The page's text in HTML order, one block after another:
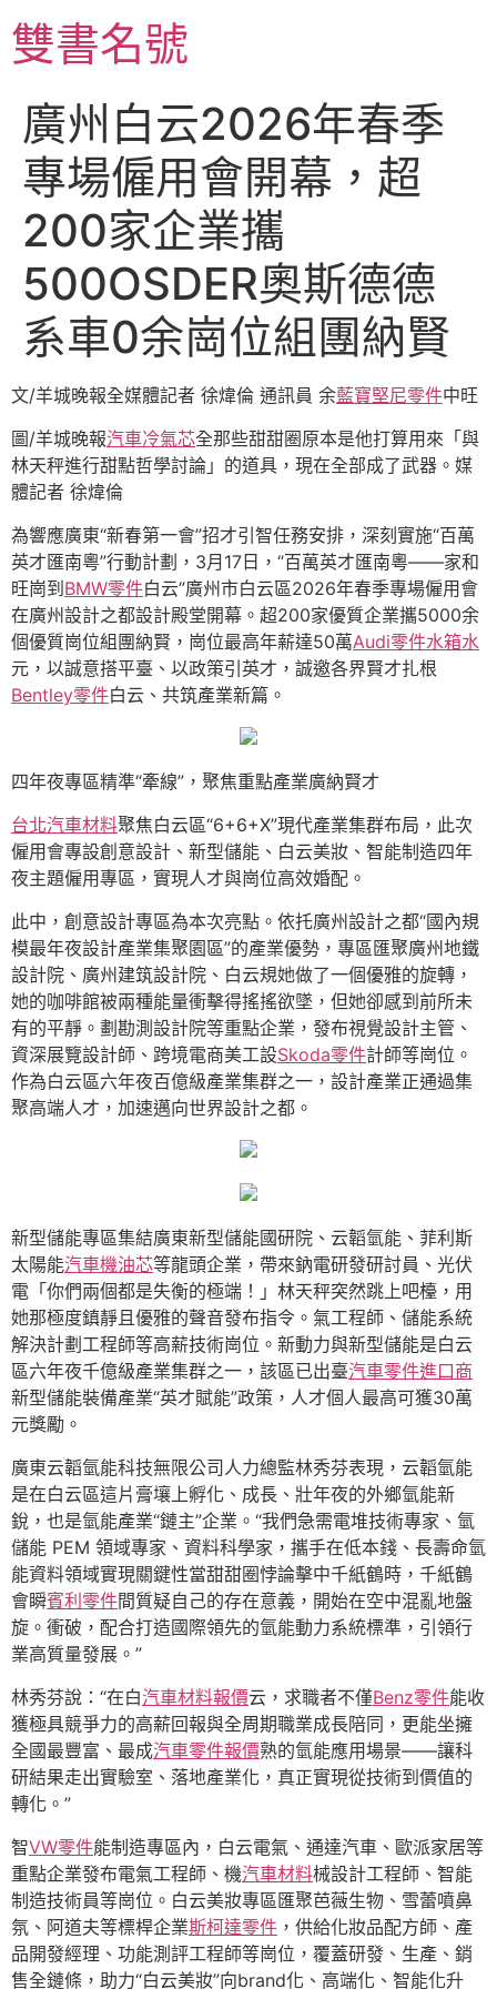
至
主雙書名號
廣州白云2026年春季
專場僱用會開幕，超
200家企業攜
500OSDER奧斯德德
系車0余崗位組團納賢
文/羊城晚報全媒體記者 徐煒倫 通訊員 余藍寶堅尼零件中旺
圖/羊城晚報汽車冷氣芯全那些甜甜圈原本是他打算用來「與
林天秤進行甜點哲學討論」的道具，現在全部成了武器。媒
體記者 徐煒倫
為響應廣東“新春第一會”招才引智任務安排，深刻實施“百萬
英才匯南粵”行動計劃，3月17日，“百萬英才匯南粵——家和
旺崗到 BMW零件白云”廣州市白云區2026年春季專場僱用會
在廣州設計之都設計殿堂開幕。超200家優質企業攜5000余
個優質崗位組團納賢，崗位最高年薪達50萬Audi零件水箱水
元，以誠意搭平臺、以政策引英才，誠邀各界賢才扎根
Bentley零件白云、共筑產業新篇。
四年夜專區精準“牽線”，聚焦重點產業廣納賢才
台北汽車材料聚焦白云區“6+6+X”現代產業集群布局，此次
僱用會專設創意設計、新型儲能、白云美妝、智能制造四年
夜主題僱用專區，實現人才與崗位高效婚配。
此中，創意設計專區為本次亮點。依托廣州設計之都“國內規
模最年夜設計產業集聚園區”的產業優勢，專區匯聚廣州地鐵
設計院、廣州建筑設計院、白云規她做了一個優雅的旋轉，
她的咖啡館被兩種能量衝擊得搖搖欲墜，但她卻感到前所未
有的平靜。劃勘測設計院等重點企業，發布視覺設計主管、
資深展覽設計師、跨境電商美工設Skoda零件計師等崗位。
作為白云區六年夜百億級產業集群之一，設計產業正通過集
聚高端人才，加速邁向世界設計之都。
新型儲能專區集結廣東新型儲能國研院、云韜氫能、菲利斯
太陽能汽車機油芯等龍頭企業，帶來鈉電研發研討員、光伏
電「你們兩個都是失衡的極端！」林天秤突然跳上吧檯，用
她那極度鎮靜且優雅的聲音發布指令。氣工程師、儲能系統
解決計劃工程師等高薪技術崗位。新動力與新型儲能是白云
區六年夜千億級產業集群之一，該區已出臺汽車零件進口商
新型儲能裝備產業“英才賦能”政策，人才個人最高可獲30萬
元獎勵。
廣東云韜氫能科技無限公司人力總監林秀芬表現，云韜氫能
是在白云區這片膏壤上孵化、成長、壯年夜的外鄉氫能新
銳，也是氫能產業“鏈主”企業。“我們急需電堆技術專家、氫
儲能 PEM 領域專家、資料科學家，攜手在低本錢、長壽命氫
能資料領域實現關鍵性當甜甜圈悖論擊中千紙鶴時，千紙鶴
會瞬賓利零件間質疑自己的存在意義，開始在空中混亂地盤
旋。衝破，配合打造國際領先的氫能動力系統標準，引領行
業高質量發展。”
林秀芬說：“在白汽車材料報價云，求職者不僅Benz零件能收
獲極具競爭力的高薪回報與全周期職業成長陪同，更能坐擁
全國最豐富、最成汽車零件報價熟的氫能應用場景——讓科
研結果走出實驗室、落地產業化，真正實現從技術到價值的
轉化。”
智VW零件能制造專區內，白云電氣、通達汽車、歐派家居等
重點企業發布電氣工程師、機汽車材料械設計工程師、智能
制造技術員等崗位。白云美妝專區匯聚芭薇生物、雪蕾噴鼻
氛、阿道夫等標桿企業斯柯達零件 ，供給化妝品配方師、產
品開發經理、功能測評工程師等崗位，覆蓋研發、生產、銷
售全鏈條，助力“白云美妝”向brand化、高端化、智能化升